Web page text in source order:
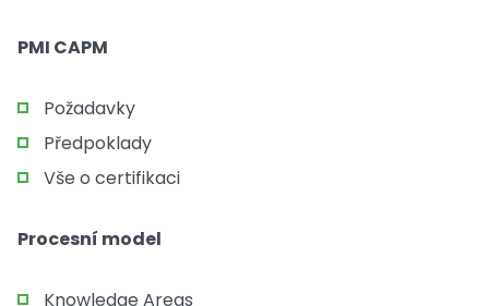
PMI CAPM
Požadavky
Předpoklady
Vše o certifikaci
Procesní model
Knowledge Areas